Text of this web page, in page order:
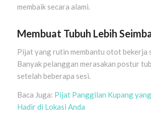
membaik secara alami.
Membuat Tubuh Lebih
Pijat yang rutin membantu otot bekerja
Banyak pelanggan merasakan postur
setelah beberapa sesi.
Baca Juga: Pijat Panggilan Kupang
Hadir di Lokasi Anda